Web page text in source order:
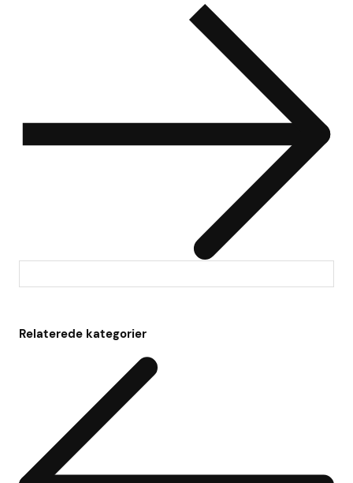
Relaterede kategorier